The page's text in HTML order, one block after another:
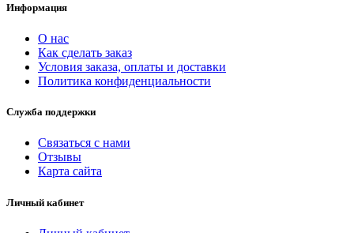
Информация
О нас
Как сделать заказ
Условия заказа, оплаты и доставки
Политика конфиденциальности
Служба поддержки
Связаться с нами
Отзывы
Карта сайта
Личный кабинет